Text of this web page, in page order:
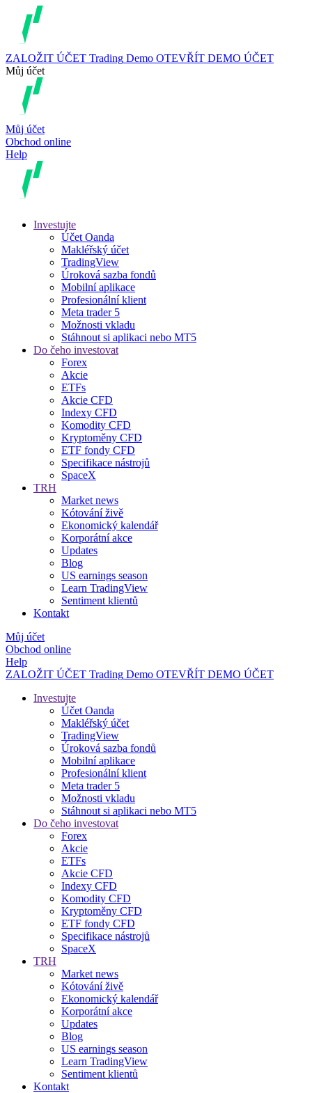
ZALOŽIT ÚČET Trading Demo OTEVŘÍT DEMO ÚČET
Můj účet
Můj účet
Obchod online
Help
Investujte
Účet Oanda
Makléřský účet
TradingView
Úroková sazba fondů
Mobilní aplikace
Profesionální klient
Meta trader 5
Možnosti vkladu
Stáhnout si aplikaci nebo MT5
Do čeho investovat
Forex
Akcie
ETFs
Akcie CFD
Indexy CFD
Komodity CFD
Kryptoměny CFD
ETF fondy CFD
Specifikace nástrojů
SpaceX
TRH
Market news
Kótování živě
Ekonomický kalendář
Korporátní akce
Updates
Blog
US earnings season
Learn TradingView
Sentiment klientů
Kontakt
Můj účet
Obchod online
Help
ZALOŽIT ÚČET Trading Demo OTEVŘÍT DEMO ÚČET
Investujte
Účet Oanda
Makléřský účet
TradingView
Úroková sazba fondů
Mobilní aplikace
Profesionální klient
Meta trader 5
Možnosti vkladu
Stáhnout si aplikaci nebo MT5
Do čeho investovat
Forex
Akcie
ETFs
Akcie CFD
Indexy CFD
Komodity CFD
Kryptoměny CFD
ETF fondy CFD
Specifikace nástrojů
SpaceX
TRH
Market news
Kótování živě
Ekonomický kalendář
Korporátní akce
Updates
Blog
US earnings season
Learn TradingView
Sentiment klientů
Kontakt